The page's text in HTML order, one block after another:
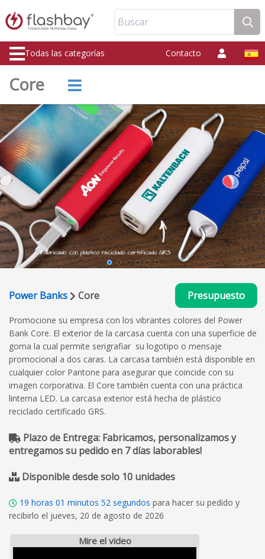
Buscar
Todas las categorías Contacto
Core
Power Banks Core Presupuesto
Promocione su empresa con los vibrantes colores del Power
Bank Core. El exterior de la carcasa cuenta con una superficie de
goma la cual permite serigrafiar su logotipo o mensaje
promocional a dos caras. La carcasa también está disponible en
cualquier color Pantone para asegurar que coincide con su
imagen corporativa. El Core también cuenta con una práctica
linterna LED. La carcasa exterior está hecha de plástico
reciclado certificado GRS.
Plazo de Entrega: Fabricamos, personalizamos y
entregamos su pedido en 7 días laborables!
Disponible desde solo 10 unidades
19 horas 01 minutos 51 segundos para hacer su pedido y
recibirlo el jueves, 20 de agosto de 2026
Mire el video